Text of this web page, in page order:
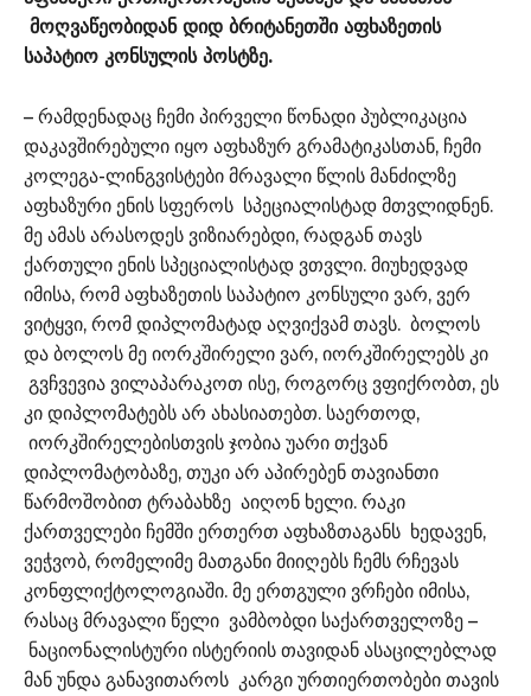
მოღვაწეობიდან დიდ ბრიტანეთში აფხაზეთის
საპატიო კონსულის პოსტზე.
– რამდენადაც ჩემი პირველი წონადი პუბლიკაცია
დაკავშირებული იყო აფხაზურ გრამატიკასთან, ჩემი
კოლეგა-ლინგვისტები მრავალი წლის მანძილზე
აფხაზური ენის სფეროს სპეციალისტად მთვლიდნენ.
მე ამას არასოდეს ვიზიარებდი, რადგან თავს
ქართული ენის სპეციალისტად ვთვლი. მიუხედვად
იმისა, რომ აფხაზეთის საპატიო კონსული ვარ, ვერ
ვიტყვი, რომ დიპლომატად აღვიქვამ თავს. ბოლოს
და ბოლოს მე იორკშირელი ვარ, იორკშირელებს კი
გვჩვევია ვილაპარაკოთ ისე, როგორც ვფიქრობთ, ეს
კი დიპლომატებს არ ახასიათებთ. საერთოდ,
იორკშირელებისთვის ჯობია უარი თქვან
დიპლომატობაზე, თუკი არ აპირებენ თავიანთი
წარმოშობით ტრაბახზე აიღონ ხელი. რაკი
ქართველები ჩემში ერთერთ აფხაზთაგანს ხედავენ,
ვეჭვობ, რომელიმე მათგანი მიიღებს ჩემს რჩევას
კონფლიქტოლოგიაში. მე ერთგული ვრჩები იმისა,
რასაც მრავალი წელი ვამბობდი საქართველოზე –
ნაციონალისტური ისტერიის თავიდან ასაცილებლად
მან უნდა განავითაროს კარგი ურთიერთობები თავის